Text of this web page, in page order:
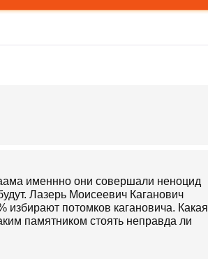
именнно они совершали неноцид
Лазерь Моисеевич Каганович
избирают потомков кагановича. Какая
памятником стоять неправда ли